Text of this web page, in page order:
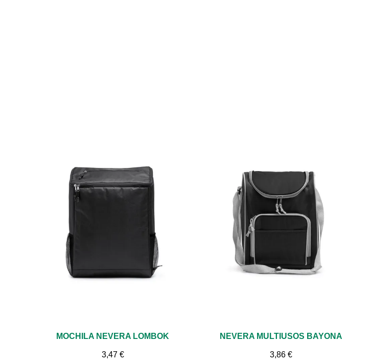
Vista rápida
MOCHILA NEVERA LOMBOK
3,47 €
Vista rápida
NEVERA MULTIUSOS BAYONA
3,86 €